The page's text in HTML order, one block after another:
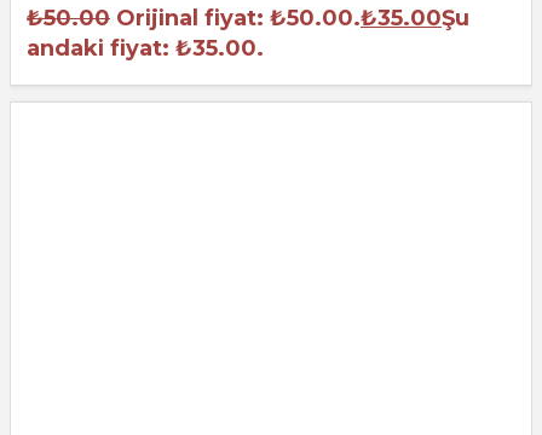
₺50.00 Orijinal fiyat: ₺50.00.₺35.00Şu
andaki fiyat: ₺35.00.